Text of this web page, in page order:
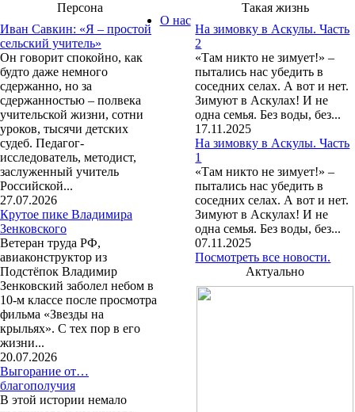
Персона
Иван Савкин: «Я – простой
сельский учитель»
Он говорит спокойно, как
будто даже немного
сдержанно, но за
сдержанностью – полвека
учительской жизни, сотни
уроков, тысячи детских
судеб. Педагог-
исследователь, методист,
заслуженный учитель
Российской...
27.07.2026
Крутое пике Владимира
Зенковского
Ветеран труда РФ,
авиаконструктор из
Подстёпок Владимир
Зенковский заболел небом в
10-м классе после просмотра
фильма «Звезды на
крыльях». С тех пор в его
жизни...
20.07.2026
Выгорание от…
благополучия
В этой истории немало
Такая жизнь
На зимовку в Аскулы. Часть
2
«Там никто не зимует!» –
пытались нас убедить в
соседних селах. А вот и нет.
Зимуют в Аскулах! И не
одна семья. Без воды, без...
17.11.2025
На зимовку в Аскулы. Часть
1
«Там никто не зимует!» –
пытались нас убедить в
соседних селах. А вот и нет.
Зимуют в Аскулах! И не
одна семья. Без воды, без...
07.11.2025
Посмотреть все новости.
Актуально
О нас